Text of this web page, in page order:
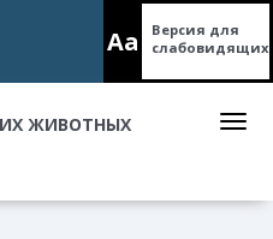
Aa
Версия для
слабовидящих
ЖИВОТНЫХ